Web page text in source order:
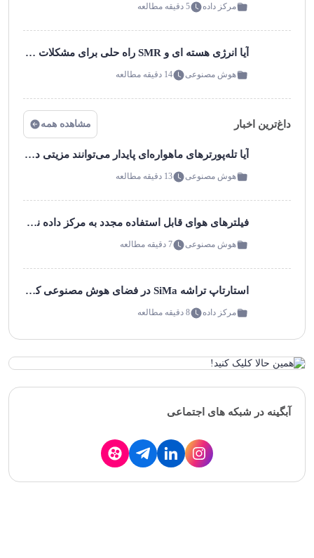
مرکز داده 5 دقیقه مطالعه
آیا انرژی هسته ای و SMR راه حلی برای مشکلات انرژی مرکز داده است؟
هوش مصنوعی 14 دقیقه مطالعه
داغ‌ترین اخبار مشاهده همه
آیا تله‌پورترهای ماهواره‌ای پایدار می‌توانند مزیتی در یک مارکت شلوغ داشته باشند؟
هوش مصنوعی 13 دقیقه مطالعه
فیلترهای هوای قابل استفاده مجدد به مرکز داده نزدیک شما می آیند!
هوش مصنوعی 7 دقیقه مطالعه
استارتاپ تراشه SiMa در فضای هوش مصنوعی کم مصرف موج می زند!
مرکز داده 8 دقیقه مطالعه
آبگینه در شبکه های اجتماعی